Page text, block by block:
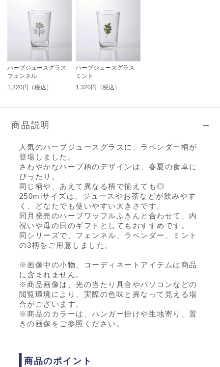
ハーブジュースグラス
フェンネル
1,320円（税込）
ハーブジュースグラス
ミント
1,320円（税込）
商品説明
人気のハーブジュースグラスに、ラベンダー柄が
登場しました。
さわやかなハーブ柄のデザインは、春夏の食卓に
ぴったり。
同じ柄や、あえて異なる柄で揃えても◎
250mlサイズは、ジュースやお茶などが飲みやす
く、どなたでも使いやすい大きさです。
同月発売のハーブワッフルふきんと合わせて、内
祝いや母の日のギフトとしてもおすすめです。
同シリーズで、フェンネル、ラベンダー、ミント
の3柄をご用意しました。
※画像中の小物、コーディネートアイテムは商品
に含まれません。
※商品画像は、光の当たり具合やパソコンなどの
閲覧環境により、実際の色味と異なって見える場
合がございます。
※商品のカラーは、ハンガー掛けや生地寄り、置
きの画像をご参照ください。
商品のポイント